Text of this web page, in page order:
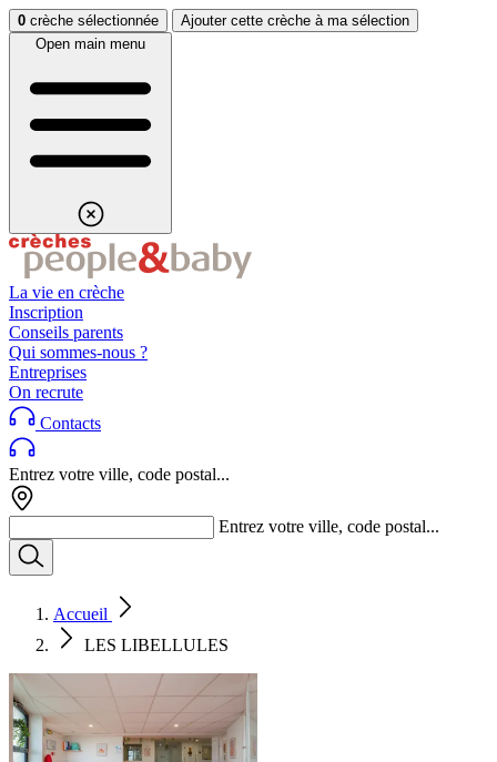
Aller au contenuAller au footer
0 crèche sélectionnée
Ajouter cette crèche à ma sélection
Open main menu
La vie en crèche
Inscription
Conseils parents
Qui sommes-nous ?
Entreprises
On recrute
Contacts
Entrez votre ville, code postal...
Entrez votre ville, code postal...
Accueil
LES LIBELLULES